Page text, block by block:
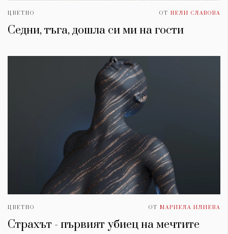
ЦВЕТНО ОТ НЕЛИ СЛАВОВА
Седни, тъга, дошла си ми на гости
ЦВЕТНО ОТ МАРИЕЛА ИЛИЕВА
Страхът - първият убиец на мечтите